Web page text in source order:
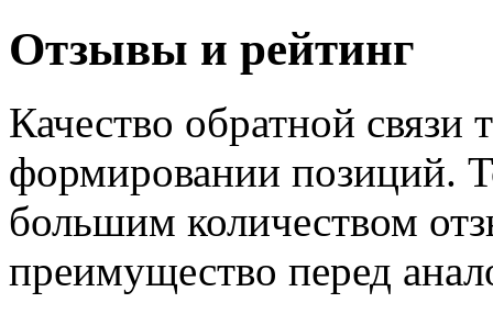
Отзывы и рейтинг
Качество обратной связи
формировании позиций.
большим количеством
преимущество перед